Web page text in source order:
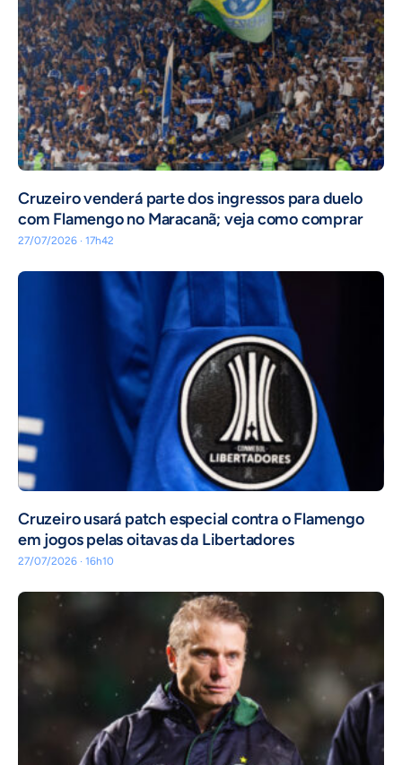
Cruzeiro venderá parte dos ingressos para duelo
com Flamengo no Maracanã; veja como comprar
27/07/2026 · 17h42
Cruzeiro usará patch especial contra o Flamengo
em jogos pelas oitavas da Libertadores
27/07/2026 · 16h10